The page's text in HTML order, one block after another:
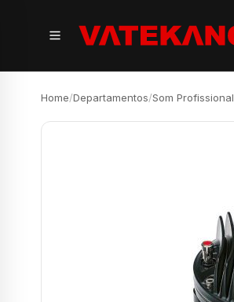
Home/Departamentos/Som Profissional